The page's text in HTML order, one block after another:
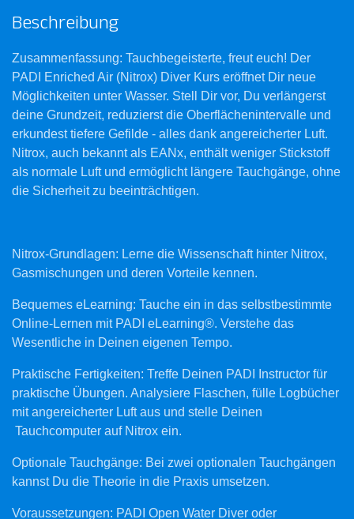
Beschreibung
Zusammenfassung: Tauchbegeisterte, freut euch! Der
PADI Enriched Air (Nitrox) Diver Kurs eröffnet Dir neue
Möglichkeiten unter Wasser. Stell Dir vor, Du verlängerst
deine Grundzeit, reduzierst die Oberflächenintervalle und
erkundest tiefere Gefilde - alles dank angereicherter Luft.
Nitrox, auch bekannt als EANx, enthält weniger Stickstoff
als normale Luft und ermöglicht längere Tauchgänge, ohne
die Sicherheit zu beeinträchtigen.
Nitrox-Grundlagen: Lerne die Wissenschaft hinter Nitrox,
Gasmischungen und deren Vorteile kennen.
Bequemes eLearning: Tauche ein in das selbstbestimmte
Online-Lernen mit PADI eLearning®. Verstehe das
Wesentliche in Deinen eigenen Tempo.
Praktische Fertigkeiten: Treffe Deinen PADI Instructor für
praktische Übungen. Analysiere Flaschen, fülle Logbücher
mit angereicherter Luft aus und stelle Deinen
Tauchcomputer auf Nitrox ein.
Optionale Tauchgänge: Bei zwei optionalen Tauchgängen
kannst Du die Theorie in die Praxis umsetzen.
Voraussetzungen: PADI Open Water Diver oder